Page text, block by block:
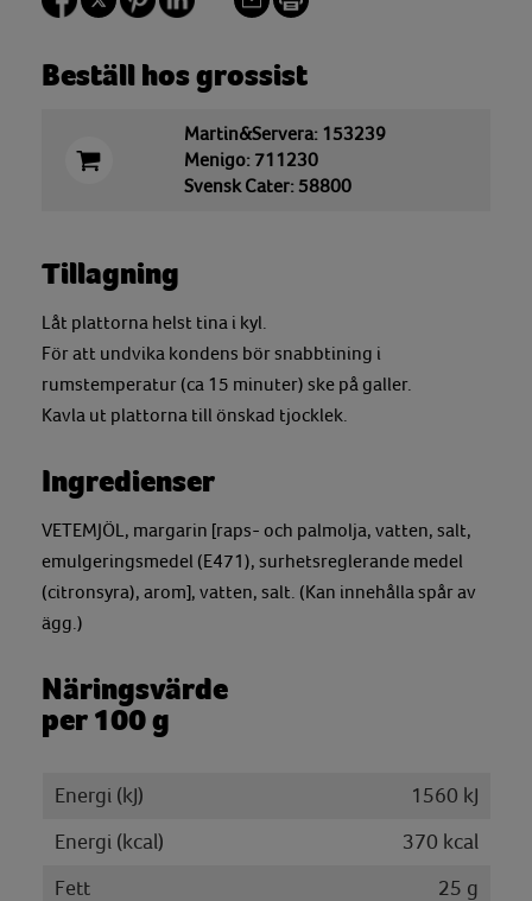
Beställ hos grossist
Martin&Servera: 153239
Menigo: 711230
Svensk Cater: 58800
Tillagning
Låt plattorna helst tina i kyl.
För att undvika kondens bör snabbtining i
rumstemperatur (ca 15 minuter) ske på galler.
Kavla ut plattorna till önskad tjocklek.
Ingredienser
VETEMJÖL, margarin [raps- och palmolja, vatten, salt,
emulgeringsmedel (E471), surhetsreglerande medel
(citronsyra), arom], vatten, salt. (Kan innehålla spår av
ägg.)
Näringsvärde
per 100 g
Energi (kJ)
1560 kJ
Energi (kcal)
370 kcal
Fett
25 g